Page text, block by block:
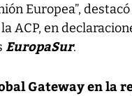
Europea”,
ACP, en
EuropaSur.
Gateway en la